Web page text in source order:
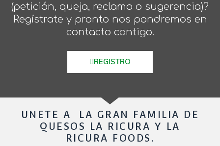
(petición, queja, reclamo o sugerencia)?
Regístrate y pronto nos pondremos en
contacto contigo.
REGISTRO
UNETE A LA GRAN FAMILIA DE
QUESOS LA RICURA Y LA
RICURA FOODS.